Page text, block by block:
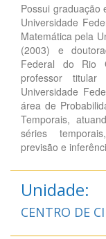
Possui graduação
Universidade
Matemática pela
(2003) e
Federal do Rio
professor
Universidade
área de
Temporais,
séries
previsão e
Unidade:
CENTRO DE